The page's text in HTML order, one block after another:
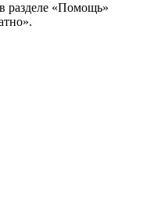
разделе «Помощь»